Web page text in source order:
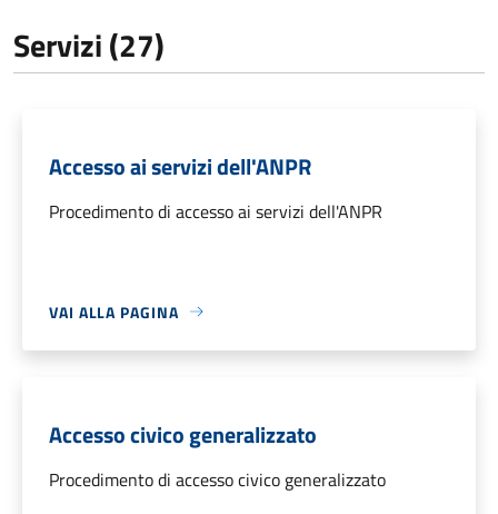
Servizi (27)
Accesso ai servizi dell'ANPR
Procedimento di accesso ai servizi dell'ANPR
VAI ALLA PAGINA
Accesso civico generalizzato
Procedimento di accesso civico generalizzato